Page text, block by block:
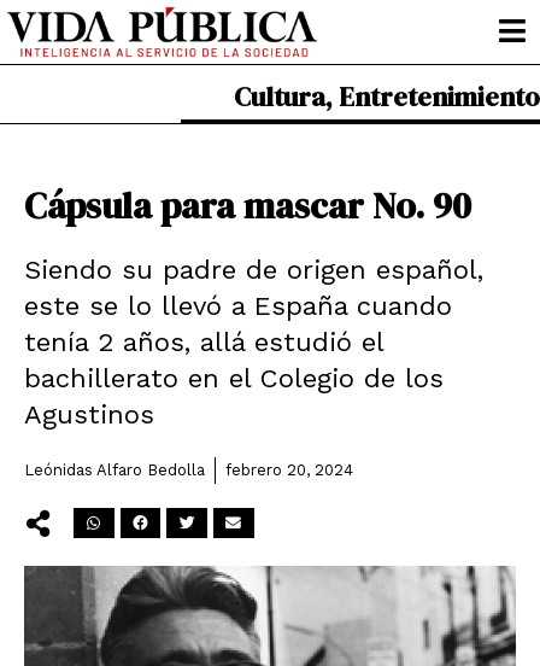
Ir
contenido
Cultura,Entretenimiento
Cápsula para mascar No. 90
Siendo su padre de origen español,
este se lo llevó a España cuando
tenía 2 años, allá estudió el
bachillerato en el Colegio de los
Agustinos
Leónidas Alfaro Bedolla febrero 20, 2024